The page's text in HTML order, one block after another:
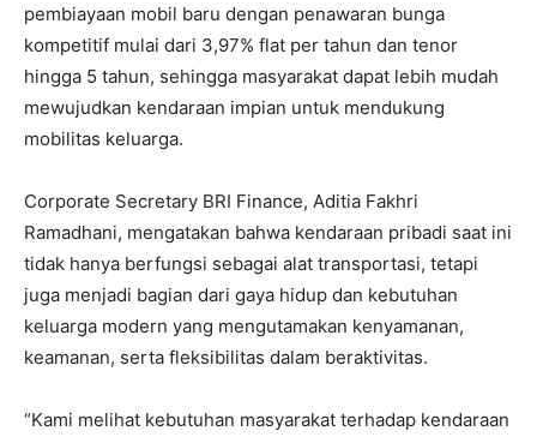
pembiayaan mobil baru dengan penawaran bunga
kompetitif mulai dari 3,97% flat per tahun dan tenor
hingga 5 tahun, sehingga masyarakat dapat lebih mudah
mewujudkan kendaraan impian untuk mendukung
mobilitas keluarga.
Corporate Secretary BRI Finance, Aditia Fakhri
Ramadhani, mengatakan bahwa kendaraan pribadi saat ini
tidak hanya berfungsi sebagai alat transportasi, tetapi
juga menjadi bagian dari gaya hidup dan kebutuhan
keluarga modern yang mengutamakan kenyamanan,
keamanan, serta fleksibilitas dalam beraktivitas.
“Kami melihat kebutuhan masyarakat terhadap kendaraan